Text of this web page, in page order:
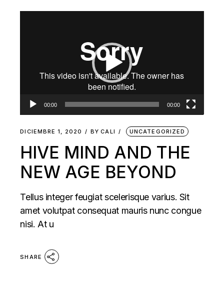
00:00 00:00
DICIEMBRE 1, 2020 BY CALI UNCATEGORIZED
HIVE MIND AND THE
NEW AGE BEYOND
Tellus integer feugiat scelerisque varius. Sit
amet volutpat consequat mauris nunc congue
nisi. At u
SHARE